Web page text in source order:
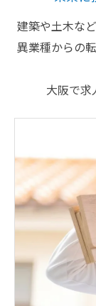
建築や土木な
異業種からの
大阪で求